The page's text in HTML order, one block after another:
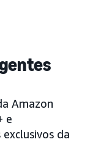
Amazon
e
da